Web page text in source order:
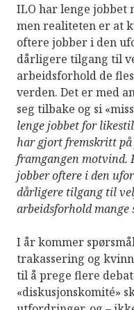
ILO har lenge jobbet
men realiteten er at
oftere jobber i den
dårligere tilgang til
arbeidsforhold de
verden. Det er med
seg tilbake og si
lenge jobbet for
har gjort fremskritt på
framgangen motvind.
jobber oftere i den
dårligere tilgang til
arbeidsforhold mange
I år kommer
trakassering og
til å prege flere
«diskusjonskomité»